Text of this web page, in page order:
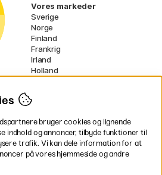
Vores markeder
Sverige
Norge
Finland
Frankrig
Irland
Holland
EU
* Specifikkefragtvilkår gælder for
voluminøse varer.
bruger cookies og lignende
indhold og annoncer, tilbyde funktioner til
trafik. Vi kan dele information for at
på vores hjemmeside og andre